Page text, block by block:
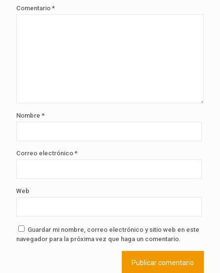
Comentario *
Nombre *
Correo electrónico *
Web
Guardar mi nombre, correo electrónico y sitio web en este
navegador para la próxima vez que haga un comentario.